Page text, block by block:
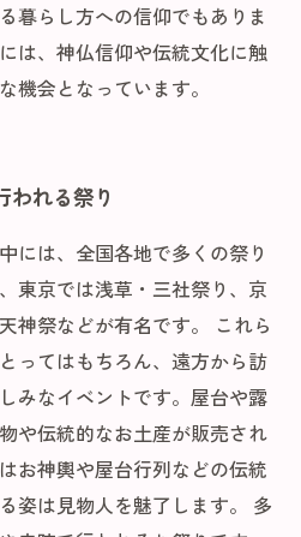
暮らし方への信仰でもありま
は、神仏信仰や伝統文化に触
機会となっています。
われる祭り
には、全国各地で多くの祭り
東京では浅草・三社祭り、京
神祭などが有名です。 これら
ってはもちろん、遠方から訪
みなイベントです。屋台や露
や伝統的なお土産が販売され
お神輿や屋台行列などの伝統
姿は見物人を魅了します。 多